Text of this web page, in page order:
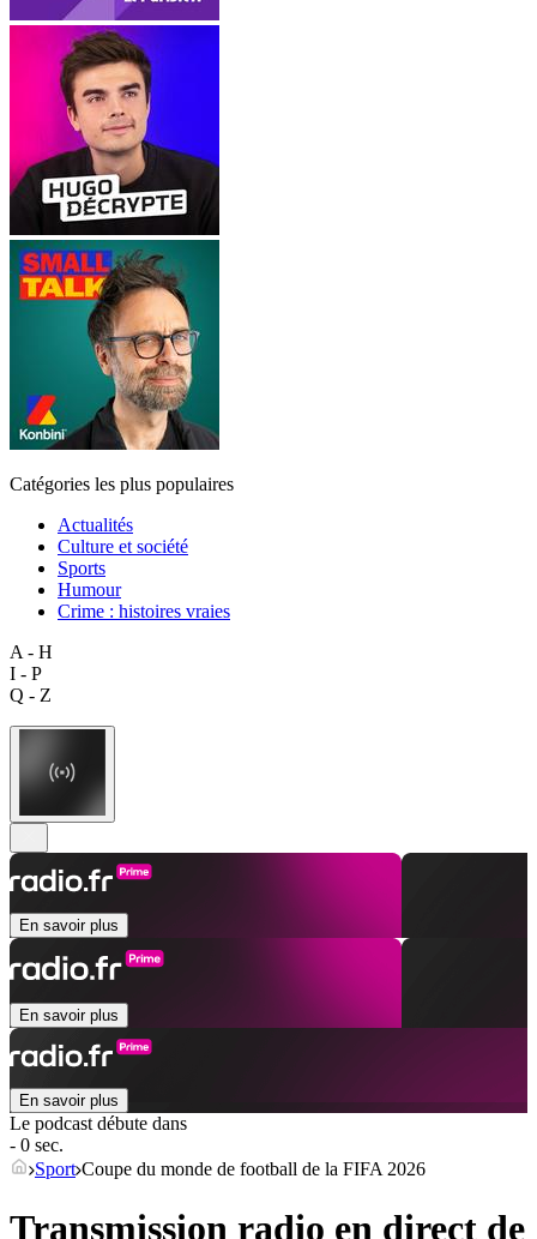
Catégories les plus populaires
Actualités
Culture et société
Sports
Humour
Crime : histoires vraies
A - H
I - P
Q - Z
En savoir plus
En savoir plus
En savoir plus
Le podcast débute dans
- 0 sec.
Sport Coupe du monde de football de la FIFA 2026
Transmission radio en direct de